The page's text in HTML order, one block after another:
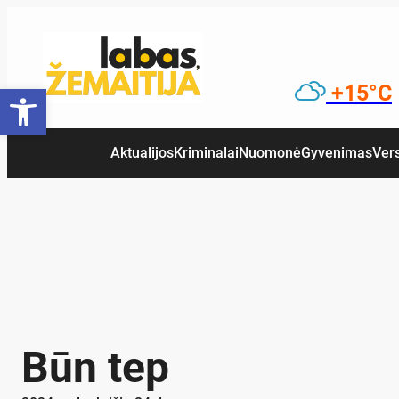
Open toolbar +15°C
AktualijosKriminalai NuomonėGyvenimas
Būn tep